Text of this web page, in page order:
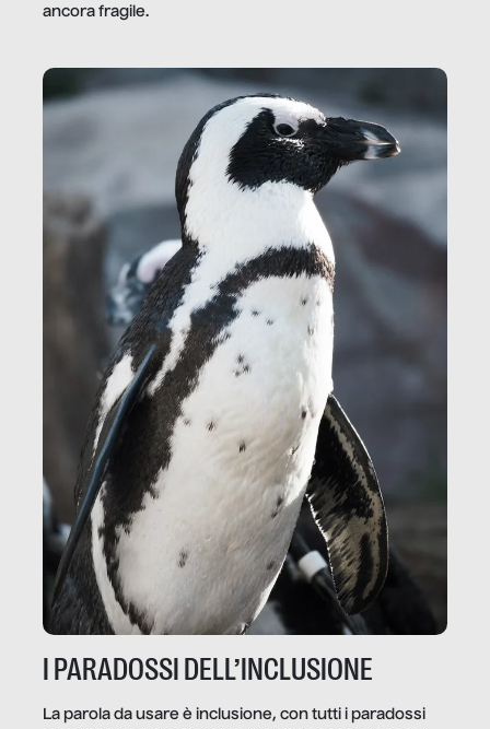
ancora fragile.
I PARADOSSI DELL’INCLUSIONE
La parola da usare è inclusione, con tutti i paradossi